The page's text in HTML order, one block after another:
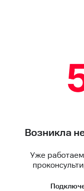
Возникла
Уже